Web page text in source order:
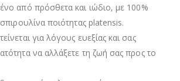
από πρόσθετα και ιώδιο, με 100%
ποιότητας platensis.
για λόγους ευεξίας και σας
να αλλάξετε τη ζωή σας προς το